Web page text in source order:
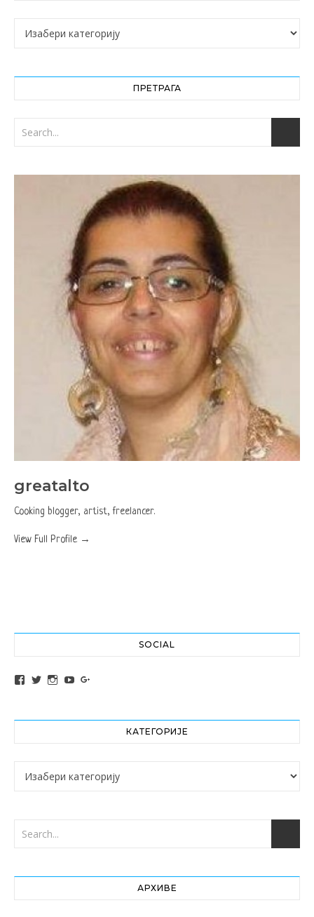
Категорије
ПРЕТРАГА
greatalto
Cooking blogger, artist, freelancer.
View Full Profile →
SOCIAL
View altochef’s profile on Facebook
View jovancica73’s profile on Twitter
View jovancica73’s profile on Instagram
View jovancica73’s profile on YouTube
КАТЕГОРИЈЕ
Категорије
АРХИВЕ